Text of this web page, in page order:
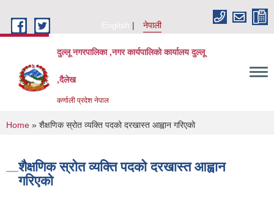
English
नेपाली
दुल्लू नगरपालिका ,नगर कार्यपालिकाे कार्यालय दुल्लू
,दैलेख
कर्णाली प्रदेश नेपाल
You are here
Home » शैक्षणिक स्रोत व्यक्ति पदको दरखास्त आह्वान गरिएको
शैक्षणिक स्रोत व्यक्ति पदको दरखास्त आह्वान
गरिएको